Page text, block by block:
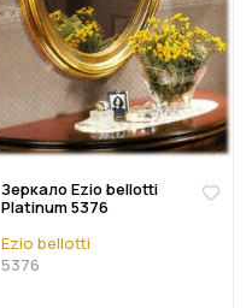
Зеркало Ezio bellotti
Platinum 5376
Ezio bellotti
5376